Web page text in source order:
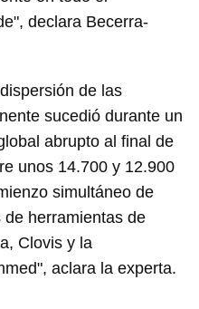
declara Becerra-
de las
sucedió durante un
abrupto al final de
unos 14.700 y 12.900
simultáneo de
herramientas de
Clovis y la
aclara la experta.